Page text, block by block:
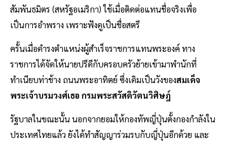
สัมพันธมิตร (สหรัฐอเมริกา) ใช้เมื่อติดต่อแทนชื่อจริงเพื่อ
เป็นการอำพราง เพราะฟังดูเป็นชื่อสตรี
ครั้นเมื่อดำรงตำแหน่งผู้สำเร็จราชการแทนพระองค์ ทาง
ราชการได้จัดให้นายปรีดีกับครอบครัวย้ายเข้ามาพำนักที่
ทำเนียบท่าช้าง ถนนพระอาทิตย์ ซึ่งเดิมเป็นวังของสมเด็จ
พระเจ้าบรมวงศ์เธอ กรมพระสวัสดิวัตนวิศิษฎ์
รัฐบาลในขณะนั้น นอกจากยอมให้กองทัพญี่ปุ่นตั้งกองกำลังใน
ประเทศไทยแล้ว ยังได้ทำสัญญาร่วมรบกับญี่ปุ่นอีกด้วย และ